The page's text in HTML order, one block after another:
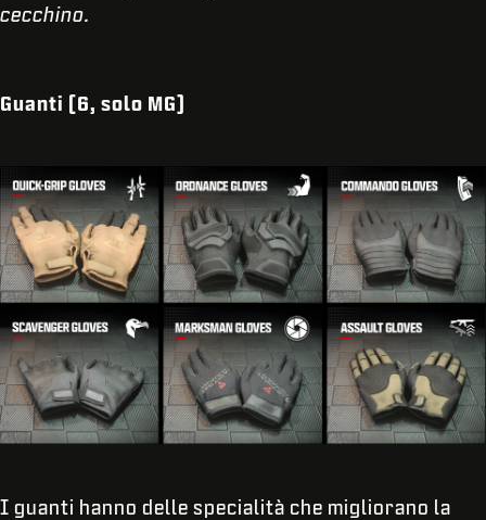
cecchino.
Guanti (6, solo MG)
I guanti hanno delle specialità che migliorano la